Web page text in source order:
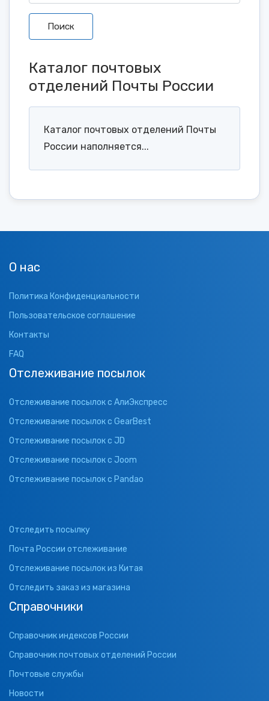
Поиск
Каталог почтовых
отделений Почты России
Каталог почтовых отделений Почты
России наполняется...
О нас
Политика Конфиденциальности
Пользовательское соглашение
Контакты
FAQ
Отслеживание посылок
Отслеживание посылок с АлиЭкспресс
Отслеживание посылок с GearBest
Отслеживание посылок с JD
Отслеживание посылок с Joom
Отслеживание посылок с Pandao
Отследить посылку
Почта России отслеживание
Отслеживание посылок из Китая
Отследить заказ из магазина
Справочники
Справочник индексов России
Справочник почтовых отделений России
Почтовые службы
Новости